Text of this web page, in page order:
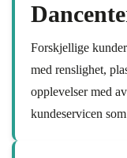
Forskjellige
med renslighet,
opplevelser med
kundeservicen